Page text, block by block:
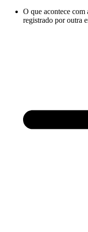
O que acontece com
registrado por outra